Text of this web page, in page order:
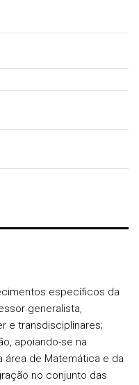
específicos da
generalista,
e transdisciplinares;
apoiando-se na
área de Matemática e da
no conjunto das